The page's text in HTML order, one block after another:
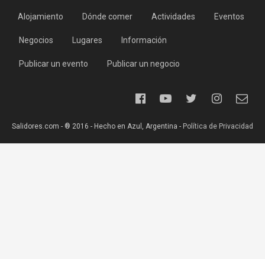
Alojamiento Dónde comer Actividades Eventos
Negocios Lugares Información
Publicar un evento Publicar un negocio
Salidores.com - ® 2016 - Hecho en Azul, Argentina - Política de Privacidad